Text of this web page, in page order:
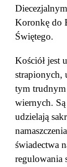
Koronkę do
Świętego.
Kościół jest
strapionych,
tym trudnym
wiernych.
udzielają
świadectwa
regulowania